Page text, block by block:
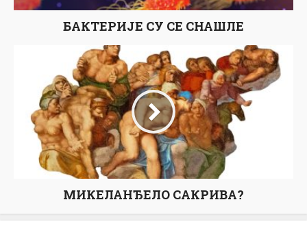
БАКТЕРИЈЕ СУ СЕ СНАШЛЕ
МИКЕЛАНЂЕЛО САКРИВА?